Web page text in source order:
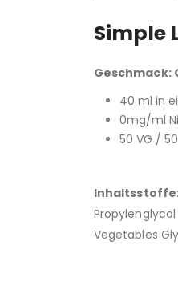
Simple
Geschmack:
40 ml in
0mg/ml
50 VG /
Propylenglycol
Vegetables